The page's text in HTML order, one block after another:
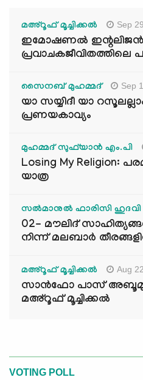
മഅ്റൂഫ് മൂച്ചിക്കല്‍ Sep
ഇമോഷണൽ
പ്രവാചകജീവിതത്തിലെ
സൈനബ് മുഹമ്മദ് Sep
യാ സയ്യിദീ യാ
പ്രണയകാവ്യം
മുഹമ്മദ് സുഫ്‌യാൻ എം.പി
Losing My Religion:
യാത്ര
സൽമാനുൽ ഫാരിസി ഹുദവി
02- മൗലിദ്
നിന്ന് മലബാർ
മഅ്റൂഫ് മൂച്ചിക്കല്‍ Aug
സാൻഫോ പാസ്
മഅ്റൂഫ് മൂച്ചിക്കല്‍
VOTING POLL